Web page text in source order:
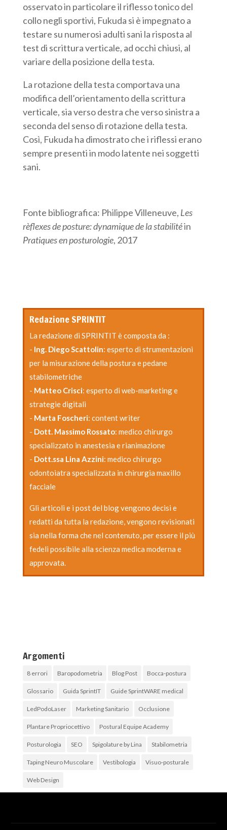
osservato in particolare il riflesso tonico del
collo negli sportivi, Fukuda si è impegnato a
testare su numerosi adulti sani la risposta al
test di scrittura verticale, ad occhi chiusi, al
variare della posizione della testa.
La rotazione della testa comportava una
modifica dell’orientamento della scrittura
verticale, sia verso destra che verso sinistra a
seconda del senso di rotazione della testa.
Così, Fukuda ha dimostrato che i riflessi erano
sempre presenti in modo latente nei soggetti
sani.
Fonte bibliografica: Philippe Villeneuve, Les
rèflexes de posture: dynamique de la stabilitéin
Pratiques en posturologie, 2017
Redazione SPRINTIT
La redazione di SPRINTIT è composta da :
- Ing. Diego Scattolin: esperto di strumentazioni
per la misurazione della postura e pedane
stabilometriche
- Matteo Crisci: esperto di web-marketing e
strategie digitali
- Marta Foscheri: content writer
- Dott. Massimo Rossato: medico chirurgo
specializzato in anestesia e rianimazione
- Dott.ssa Lina Azzini: medico chirurgo
odontoiatra specializzata in chirurgia maxillo
facciale
Gli articoli e i post del blog vengono decisi e
redatti da tutta la redazione, vengono revisionati
sia nella forma che nel contenuto, per essere il più
fedeli possibile alla scienza medica moderna e
approvata.
Argomenti
8 errori Baropodometria Blog Post Bocca-postura
Glossario Guida SprintIT Guide SprintWARE medical
LedPodoLaser Marketing Sanitario Occlusione
Plantare Propriocettivo Postural Equipe Academy
Posturologia SEO Spigolature by Lina Stabilometria
Taping Neuro Muscolare Vestibologia Visuo-posturale
Web Design
Archivi